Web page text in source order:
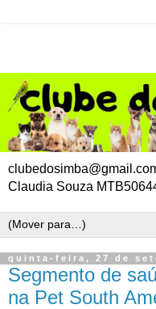
Claudia Souza
quinta-feira, 27 de
Segmento de
na Pet South